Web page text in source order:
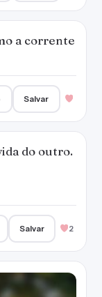
a corrente
Salvar
do outro.
Salvar 2